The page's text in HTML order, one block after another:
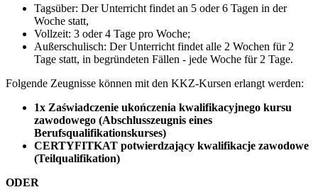
Tagsüber: Der Unterricht findet an 5 oder 6 Tagen in der
Woche statt,
Vollzeit: 3 oder 4 Tage pro Woche;
Außerschulisch: Der Unterricht findet alle 2 Wochen für 2
Tage statt, in begründeten Fällen - jede Woche für 2 Tage.
Folgende Zeugnisse können mit den KKZ-Kursen erlangt werden:
1x Zaświadczenie ukończenia kwalifikacyjnego kursu
zawodowego (Abschlusszeugnis eines
Berufsqualifikationskurses)
CERTYFITKAT potwierdzający kwalifikacje zawodowe
(Teilqualifikation)
ODER